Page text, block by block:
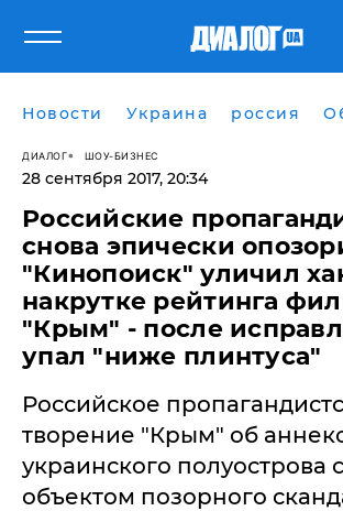
Новости Украина россия
ДИАЛОГ ШОУ-БИЗНЕС
28 сентября 2017, 20:34
​Российские
снова эпически
"Кинопоиск" уличил
накрутке рейтинга
"Крым" - после
упал "ниже плинтуса"
Российское
творение "Крым" об
украинского полуострова
объектом позорного